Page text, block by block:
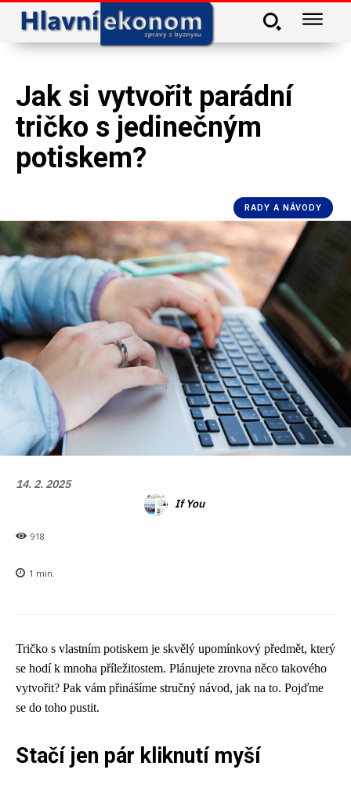
Jak si vytvořit parádní
tričko s jedinečným
potiskem?
RADY A NÁVODY
14. 2. 2025
If You
918
1 min.
Tričko s vlastním potiskem je skvělý upomínkový předmět, který
se hodí k mnoha příležitostem. Plánujete zrovna něco takového
vytvořit? Pak vám přinášíme stručný návod, jak na to. Pojďme
se do toho pustit.
Stačí jen pár kliknutí myší